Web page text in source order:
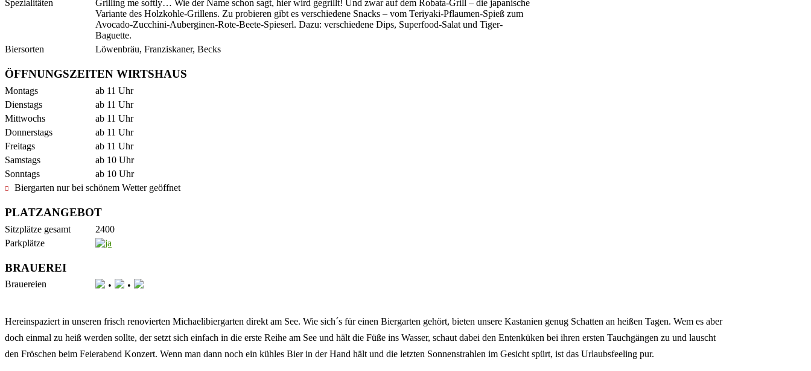
Spezialitäten
Grilling me softly… Wie der Name schon sagt, hier wird gegrillt! Und zwar auf dem Robata-Grill – die japanische
Variante des Holzkohle-Grillens. Zu probieren gibt es verschiedene Snacks – vom Teriyaki-Pflaumen-Spieß zum
Avocado-Zucchini-Auberginen-Rote-Beete-Spieserl. Dazu: verschiedene Dips, Superfood-Salat und Tiger-
Baguette.
Biersorten
Löwenbräu, Franziskaner, Becks
ÖFFNUNGSZEITEN WIRTSHAUS
Montags
ab 11 Uhr
Dienstags
ab 11 Uhr
Mittwochs
ab 11 Uhr
Donnerstags
ab 11 Uhr
Freitags
ab 11 Uhr
Samstags
ab 10 Uhr
Sonntags
ab 10 Uhr
Biergarten nur bei schönem Wetter geöffnet
PLATZANGEBOT
Sitzplätze gesamt
2400
Parkplätze
BRAUEREI
Brauereien
Hereinspaziert in unseren frisch renovierten Michaelibiergarten direkt am See. Wie sich´s für einen Biergarten gehört, bieten unsere Kastanien genug Schatten an heißen Tagen. Wem es aber
doch einmal zu heiß werden sollte, der setzt sich einfach in die erste Reihe am See und hält die Füße ins Wasser, schaut dabei den Entenküken bei ihren ersten Tauchgängen zu und lauscht
den Fröschen beim Feierabend Konzert. Wenn man dann noch ein kühles Bier in der Hand hält und die letzten Sonnenstrahlen im Gesicht spürt, ist das Urlaubsfeeling pur.